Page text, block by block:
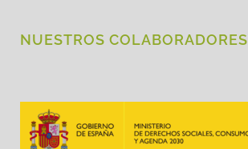
NUESTROS COLABORADORES